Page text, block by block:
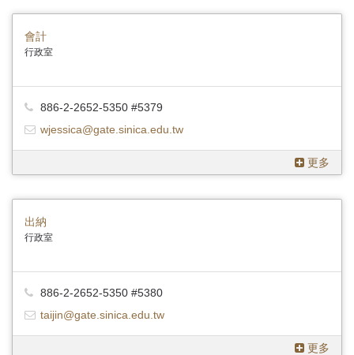
會計
行政室
886-2-2652-5350 #5379
wjessica@gate.sinica.edu.tw
更多
出納
行政室
886-2-2652-5350 #5380
taijin@gate.sinica.edu.tw
更多